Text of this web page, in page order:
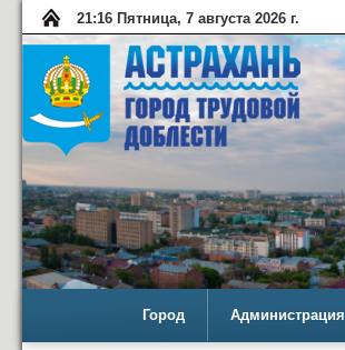
21:16 Пятница, 7 августа 2026 г.
Город Администрация